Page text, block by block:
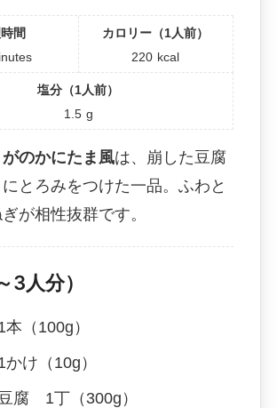
間
カロリー（1人前）
220 kcal
塩分（1人前）
1.5 g
のかにたま風は、崩した豆腐
とろみをつけた一品。ふわと
が相性抜群です。
3人分）
（100g）
け（10g）
腐 1丁（300g）